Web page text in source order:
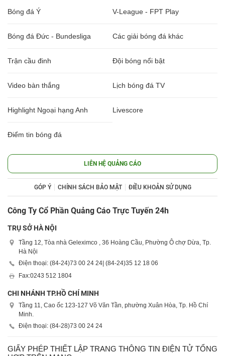
Bóng đá Ý V-League - FPT Play
Bóng đá Đức - Bundesliga Các giải bóng đá khác
Trận cầu đinh Đội bóng nổi bật
Video bàn thắng Lịch bóng đá TV
Highlight Ngoại hạng Anh Livescore
Điểm tin bóng đá
LIÊN HỆ QUẢNG CÁO
GÓP Ý CHÍNH SÁCH BẢO MẬT ĐIỀU KHOẢN SỬ DỤNG
Công Ty Cổ Phần Quảng Cáo Trực Tuyến 24h
TRỤ SỞ HÀ NỘI
Tầng 12, Tòa nhà Geleximco , 36 Hoàng Cầu, Phường Ô chợ Dừa, Tp.
Hà Nội
Điện thoại: (84-24)73 00 24 24| (84-24)35 12 18 06
Fax:0243 512 1804
CHI NHÁNH TP.HỒ CHÍ MINH
Tầng 11, Cao ốc 123-127 Võ Văn Tần, phường Xuân Hòa, Tp. Hồ Chí
Minh.
Điện thoại: (84-28)73 00 24 24
GIẤY PHÉP THIẾT LẬP TRANG THÔNG TIN ĐIỆN TỬ TỔNG